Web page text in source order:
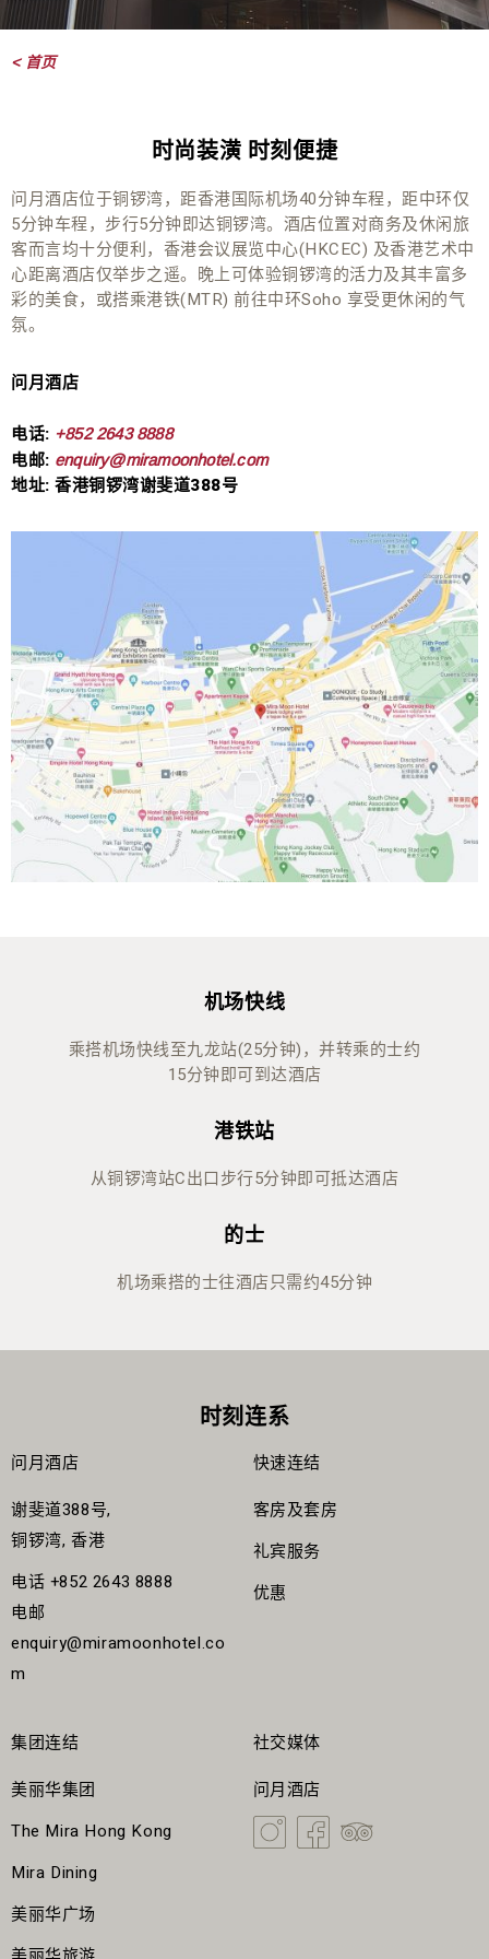
< 首页
时尚装潢 时刻便捷
问月酒店位于铜锣湾，距香港国际机场40分钟车程，距中环仅
5分钟车程，步行5分钟即达铜锣湾。酒店位置对商务及休闲旅
客而言均十分便利，香港会议展览中心(HKCEC) 及香港艺术中
心距离酒店仅举步之遥。晚上可体验铜锣湾的活力及其丰富多
彩的美食，或搭乘港铁(MTR) 前往中环Soho 享受更休闲的气
氛。
问月酒店
电话: +852 2643 8888
电邮: enquiry@miramoonhotel.com
地址: 香港铜锣湾谢斐道388号
机场快线
乘搭机场快线至九龙站(25分钟)，并转乘的士约
15分钟即可到达酒店
港铁站
从铜锣湾站C出口步行5分钟即可抵达酒店
的士
机场乘搭的士往酒店只需约45分钟
时刻连系
问月酒店
谢斐道388号,
铜锣湾, 香港
电话 +852 2643 8888
电邮
enquiry@miramoonhotel.co
m
集团连结
美丽华集团
The Mira Hong Kong
Mira Dining
美丽华广场
快速连结
客房及套房
礼宾服务
优惠
社交媒体
问月酒店